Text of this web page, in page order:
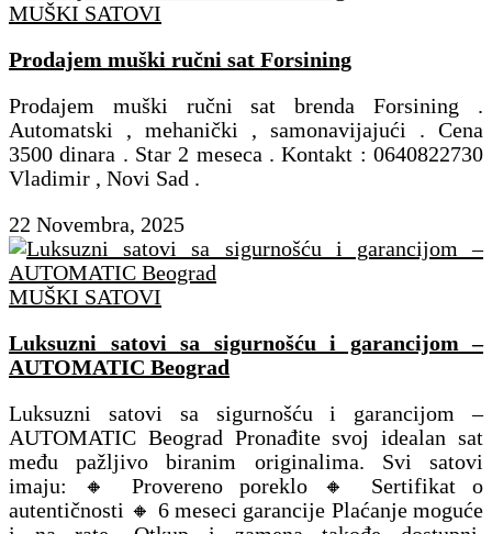
MUŠKI SATOVI
Prodajem muški ručni sat Forsining
Prodajem muški ručni sat brenda Forsining .
Automatski , mehanički , samonavijajući . Cena
3500 dinara . Star 2 meseca . Kontakt : 0640822730
Vladimir , Novi Sad .
22 Novembra, 2025
MUŠKI SATOVI
Luksuzni satovi sa sigurnošću i garancijom –
AUTOMATIC Beograd
Luksuzni satovi sa sigurnošću i garancijom –
AUTOMATIC Beograd Pronađite svoj idealan sat
među pažljivo biranim originalima. Svi satovi
imaju: 🔸 Provereno poreklo 🔸 Sertifikat o
autentičnosti 🔸 6 meseci garancije Plaćanje moguće